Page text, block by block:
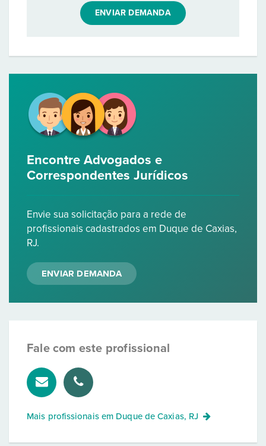
ENVIAR DEMANDA
Encontre Advogados e
Correspondentes Jurídicos
Envie sua solicitação para a rede de
profissionais cadastrados em Duque de Caxias,
RJ.
ENVIAR DEMANDA
Fale com este profissional
Mais profissionais em Duque de Caxias, RJ